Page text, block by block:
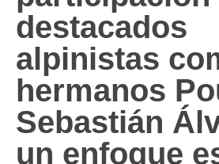
destacados
alpinistas
hermanos
Sebastián
un enfoque